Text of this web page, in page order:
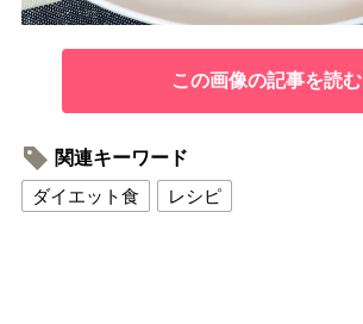
この画像の記事を読む
関連キーワード
ダイエット食
レシピ